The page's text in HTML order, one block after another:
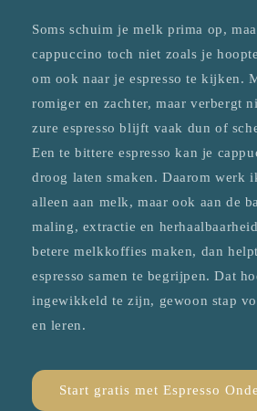
Soms schuim je melk prima op,
cappuccino toch niet zoals je
om ook naar je espresso te kijken.
romiger en zachter, maar verbergt
zure espresso blijft vaak dun of
Een te bittere espresso kan je
droog laten smaken. Daarom werk
alleen aan melk, maar ook aan de
maling, extractie en
betere melkkoffies maken, dan
espresso samen te begrijpen. Dat
ingewikkeld te zijn, gewoon stap
en leren.
Start gratis met Espresso